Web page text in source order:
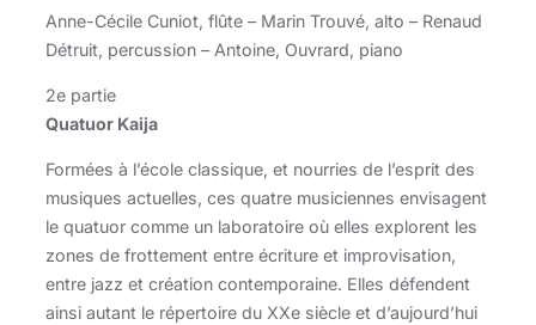
Anne-Cécile Cuniot, flûte – Marin Trouvé, alto – Renaud
Détruit, percussion – Antoine, Ouvrard, piano
2e partie
Quatuor Kaija
Formées à l’école classique, et nourries de l’esprit des
musiques actuelles, ces quatre musiciennes envisagent
le quatuor comme un laboratoire où elles explorent les
zones de frottement entre écriture et improvisation,
entre jazz et création contemporaine. Elles défendent
ainsi autant le répertoire du XXe siècle et d’aujourd’hui